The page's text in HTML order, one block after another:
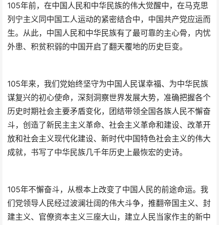
105年前，在中国人民和中华民族的伟大觉醒中，在马克思
列宁主义同中国工人运动的紧密结合中，中国共产党应运而
生。从此，中国人民和中华民族有了最可靠的主心骨，内忧
外患、积贫积弱的中国开启了翻天覆地的历史巨变。
105年来，我们党始终坚守为中国人民谋幸福、为中华民族
谋复兴的初心使命，深刻洞察世界发展大势，准确把握各个
历史时期社会主要矛盾变化，团结带领全国各族人民不懈奋
斗，创造了新民主主义革命、社会主义革命和建设、改革开
放和社会主义现代化建设、新时代中国特色社会主义的伟大
成就，书写了中华民族几千年历史上最恢宏的史诗。
105年不懈奋斗，从根本上改变了中国人民的前途命运。我
们党领导人民经过波澜壮阔的伟大斗争，推翻帝国主义、封
建主义、官僚资本主义三座大山，建立人民当家作主的新中